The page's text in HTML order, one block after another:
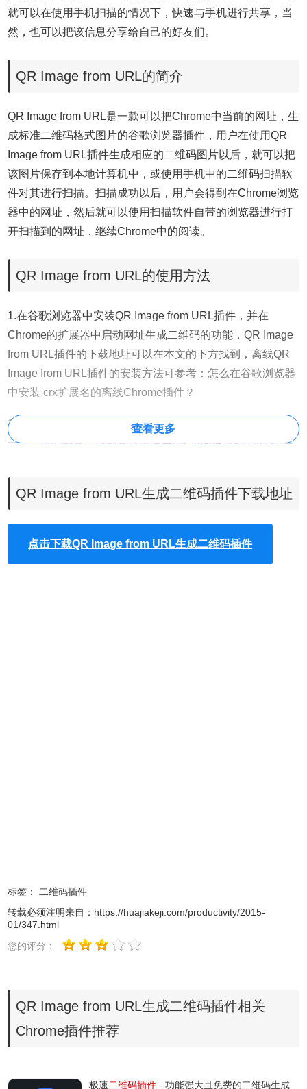
就可以在使用手机扫描的情况下，快速与手机进行共享，当
然，也可以把该信息分享给自己的好友们。
QR Image from URL的简介
QR Image from URL是一款可以把Chrome中当前的网址，生
成标准二维码格式图片的谷歌浏览器插件，用户在使用QR
Image from URL插件生成相应的二维码图片以后，就可以把
该图片保存到本地计算机中，或使用手机中的二维码扫描软
件对其进行扫描。扫描成功以后，用户会得到在Chrome浏览
器中的网址，然后就可以使用扫描软件自带的浏览器进行打
开扫描到的网址，继续Chrome中的阅读。
QR Image from URL的使用方法
1.在谷歌浏览器中安装QR Image from URL插件，并在
Chrome的扩展器中启动网址生成二维码的功能，QR Image
from URL插件的下载地址可以在本文的下方找到，离线QR
Image from URL插件的安装方法可参考：怎么在谷歌浏览器
中安装.crx扩展名的离线Chrome插件？
2.点击Chrome右上角的QR Image from URL插件按钮，弹出
一个二维码图片，该图片就是使用QR Image from URL插件
页中的网址的二维码图片。
3.如果用户只是想要把电脑中的信息共享给手机，这里推荐
另一款好用的Chrome插件：
1.来自：zeemind.com。
查看更多
QR Image from URL生成二维码插件下载地址
点击下载QR Image from URL生成二维码插件
标签：
二维码插件
转载必须注明来自： https://huajiakeji.com/productivity/2015-
01/347.html
您的评分：
QR Image from URL生成二维码插件相关
Chrome插件推荐
极速二维码插件 - 功能强大且免费的二维码生成